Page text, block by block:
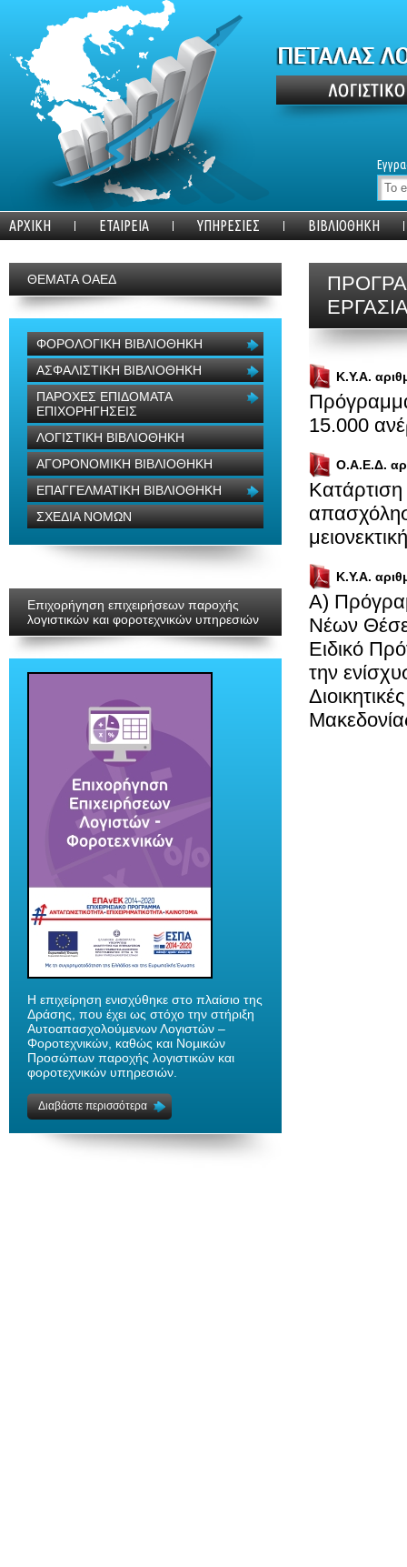
ΑΡΧΙΚΗ ΕΤΑΙΡΕΙΑ ΥΠΗΡΕΣΙΕΣ ΒΙΒΛΙΟΘΗΚΗ
ΘΕΜΑΤΑ ΟΑΕΔ
ΦΟΡΟΛΟΓΙΚΗ ΒΙΒΛΙΟΘΗΚΗ
ΑΣΦΑΛΙΣΤΙΚΗ ΒΙΒΛΙΟΘΗΚΗ
ΠΑΡΟΧΕΣ ΕΠΙΔΟΜΑΤΑ
ΕΠΙΧΟΡΗΓΗΣΕΙΣ
ΛΟΓΙΣΤΙΚΗ ΒΙΒΛΙΟΘΗΚΗ
ΑΓΟΡΟΝΟΜΙΚΗ ΒΙΒΛΙΟΘΗΚΗ
ΕΠΑΓΓΕΛΜΑΤΙΚΗ ΒΙΒΛΙΟΘΗΚΗ
ΣΧΕΔΙΑ ΝΟΜΩΝ
Επιχορήγηση επιχειρήσεων παροχής
λογιστικών και φοροτεχνικών υπηρεσιών
H επιχείρηση ενισχύθηκε στο πλαίσιο της
Δράσης, που έχει ως στόχο την στήριξη
Αυτοαπασχολούµενων Λογιστών –
Φοροτεχνικών, καθώς και Νοµικών
Προσώπων παροχής λογιστικών και
φοροτεχνικών υπηρεσιών.
Διαβάστε περισσότερα
Κ.Υ.Α.
15.000
Ο.Α.Ε.Δ.
Κ.Υ.Α.
Α)
Νέων
Ειδικό
την